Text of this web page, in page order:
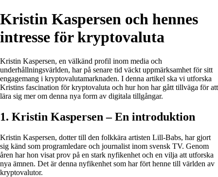
Kristin Kaspersen och hennes
intresse för kryptovaluta
Kristin Kaspersen, en välkänd profil inom media och
underhållningsvärlden, har på senare tid väckt uppmärksamhet för sitt
engagemang i kryptovalutamarknaden. I denna artikel ska vi utforska
Kristins fascination för kryptovaluta och hur hon har gått tillväga för att
lära sig mer om denna nya form av digitala tillgångar.
1. Kristin Kaspersen – En introduktion
Kristin Kaspersen, dotter till den folkkära artisten Lill-Babs, har gjort
sig känd som programledare och journalist inom svensk TV. Genom
åren har hon visat prov på en stark nyfikenhet och en vilja att utforska
nya ämnen. Det är denna nyfikenhet som har fört henne till världen av
kryptovalutor.